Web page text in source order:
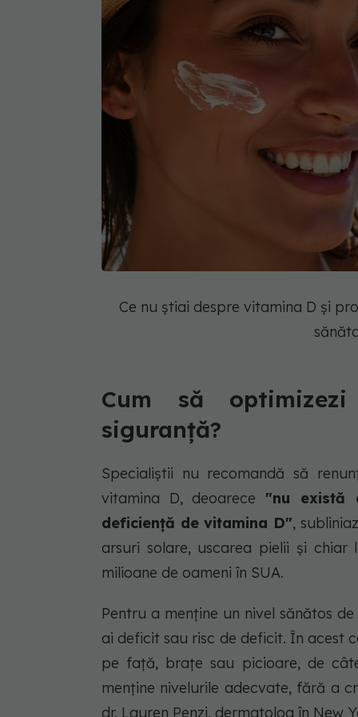
Ce nu știai despre vitamina D și
Cum să
siguranță?
Specialiștii nu recomandă să
vitamina D, deoarece "nu există
deficiență de vitamina D",
arsuri solare, uscarea pielii și
milioane de oameni în SUA.
Pentru a menține un nivel sănătos
ai deficit sau risc de deficit. În acest
pe față, brațe sau picioare, de
menține nivelurile adecvate, fără a
dr. Lauren Penzi, dermatolog în New